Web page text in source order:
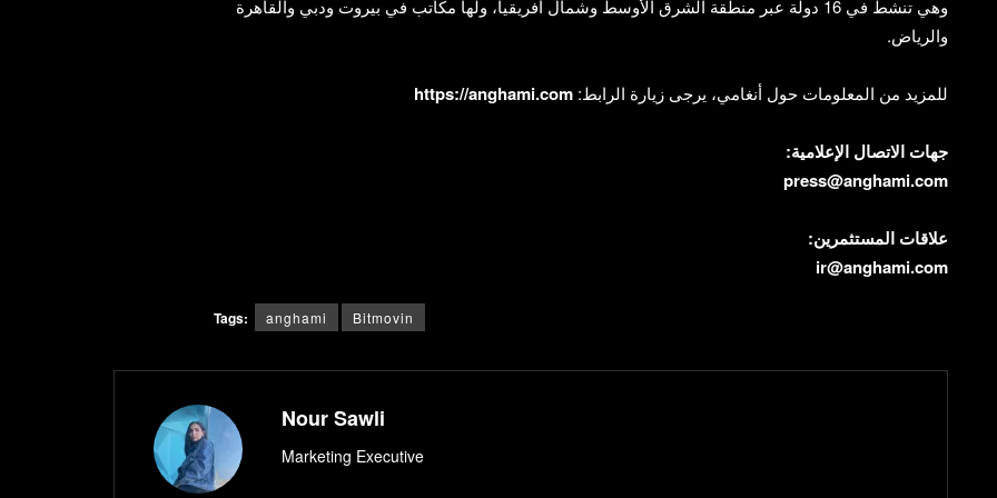
وهي تنشط في 16 دولة عبر منطقة الشرق الأوسط وشمال أفريقيا، ولها مكاتب في بيروت ودبي والقاهرة
والرياض.
للمزيد من المعلومات حول أنغامي، يرجى زيارة الرابط: https://anghami.com
جهات الاتصال الإعلامية:
press@anghami.com
علاقات المستثمرين:
ir@anghami.com
Tags: anghami Bitmovin
Nour Sawli
Marketing Executive